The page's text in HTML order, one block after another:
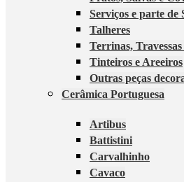
Serviços e parte de
Talheres
Terrinas,
Tinteiros e Areeiros
Outras peças
Cerâmica Portuguesa
Artibus
Battistini
Carvalhinho
Cavaco